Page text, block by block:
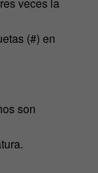
(#) en
son